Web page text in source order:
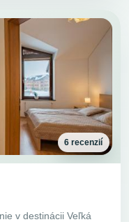
6 recenzií
v destinácii Veľká